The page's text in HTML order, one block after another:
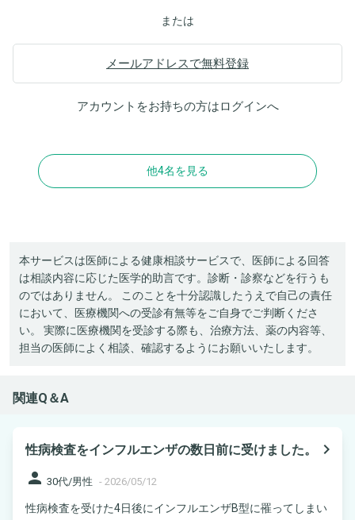
または
メールアドレスで無料登録
アカウントをお持ちの方はログインへ
他4名を見る
本サービスは医師による健康相談サービスで、医師による回答
は相談内容に応じた医学的助言です。診断・診察などを行うも
のではありません。 このことを十分認識したうえで自己の責任
において、医療機関への受診有無等をご自身でご判断くださ
い。 実際に医療機関を受診する際も、治療方法、薬の内容等、
担当の医師によく相談、確認するようにお願いいたします。
関連Q＆A
性病検査をインフルエンザの数日前に受けました。
navigate_next
person 30代/男性 - 2026/05/12
性病検査を受けた4日後にインフルエンザB型に罹ってしまい